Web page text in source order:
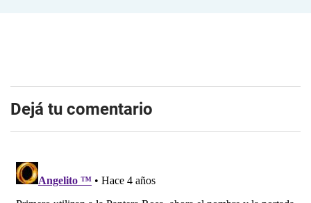
Dejá tu comentario